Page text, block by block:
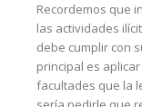
Recordemos que
las actividades
debe cumplir con
principal es
facultades que la